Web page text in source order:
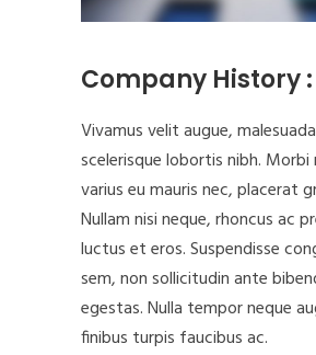
Company History :
Vivamus velit augue,
scelerisque lobortis nibh.
varius eu mauris nec, placerat
Nullam nisi neque, rhoncus ac
luctus et eros. Suspendisse
sem, non sollicitudin ante
egestas. Nulla tempor neque
finibus turpis faucibus ac.